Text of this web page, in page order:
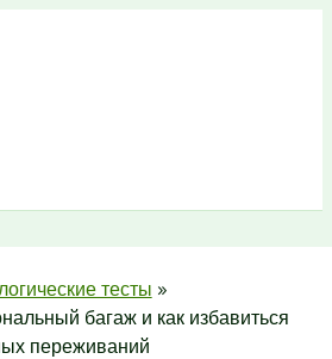
тесты
багаж и как избавиться
переживаний